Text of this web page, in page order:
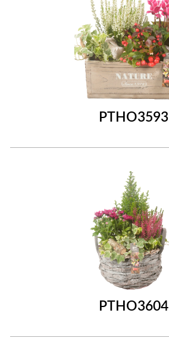
PTHO3593
PTHO3604